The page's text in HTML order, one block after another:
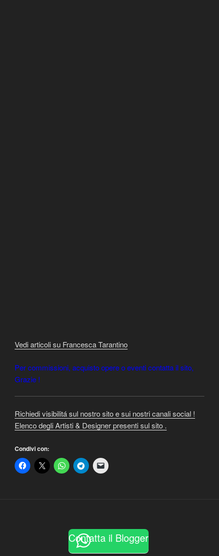
Vedi articoli su Francesca Tarantino
Per commissioni, acquisto opere o eventi contatta il sito,
Grazie !
Richiedi visibilitá sul nostro sito e sui nostri canali social !
Elenco degli Artisti & Designer presenti sul sito .
Condivi con:
Contatta il Blogger